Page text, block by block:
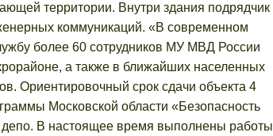
территории. Внутри здания подрядчик
коммуникаций. «В современном
более 60 сотрудников МУ МВД России
а также в ближайших населенных
Ориентировочный срок сдачи объекта 4
Московской области «Безопасность
депо. В настоящее время выполнены работы